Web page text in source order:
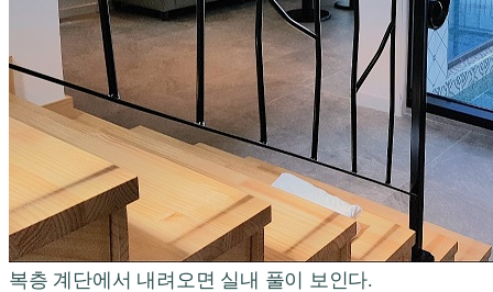
복층 계단에서 내려오면 실내 풀이 보인다.